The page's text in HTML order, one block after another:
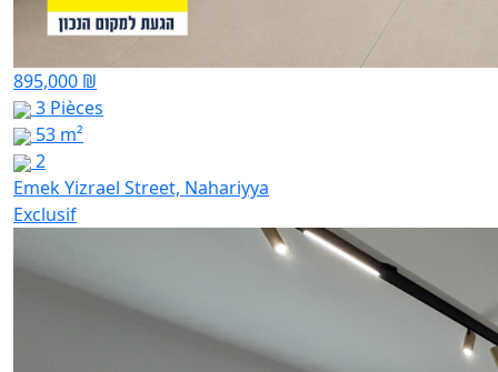
895,000 ₪
3 Pièces
53 m²
2
Emek Yizrael Street, Nahariyya
Exclusif